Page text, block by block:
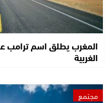
المغرب يطلق اسم ترامب
الغربية
مجتمع